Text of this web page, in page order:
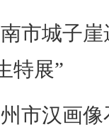
市城子
特展”
市汉画